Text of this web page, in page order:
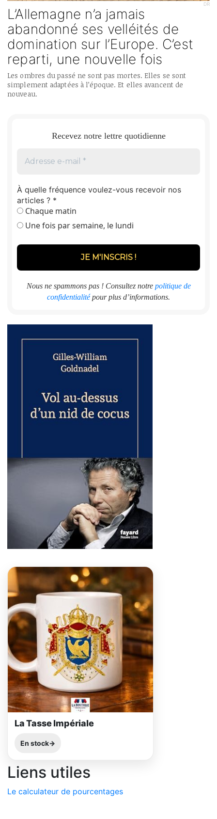
DR
L’Allemagne n’a jamais
abandonné ses velléités de
domination sur l’Europe. C’est
reparti, une nouvelle fois
Les ombres du passé ne sont pas mortes. Elles se sont
simplement adaptées à l’époque. Et elles avancent de
nouveau.
Recevez notre lettre quotidienne
À quelle fréquence voulez-vous recevoir nos
articles ? *
Chaque matin
Une fois par semaine, le lundi
Nous ne spammons pas ! Consultez notre politique de
confidentialitépour plus d’informations.
La Tasse Impériale
En stock
Liens utiles
Le calculateur de pourcentages